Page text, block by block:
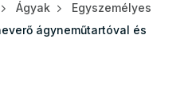
Ágyak
Egyszemélyes
ágyneműtartóval és